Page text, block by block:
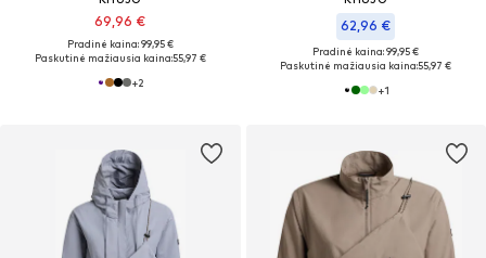
69,96 €
Pradinė kaina: 99,95 €
Paskutinė mažiausia kaina:55,97 €
+2
62,96 €
Pradinė kaina: 99,95 €
Paskutinė mažiausia kaina:55,97 €
+1